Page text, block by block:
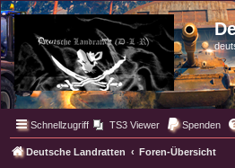
Schnellzugriff TS3 Viewer Spenden
Deutsche Landratten Foren-Übersicht